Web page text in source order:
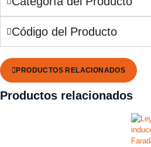
Código del Producto
PRODUCTOS RELACIONADOS
Productos relacionados